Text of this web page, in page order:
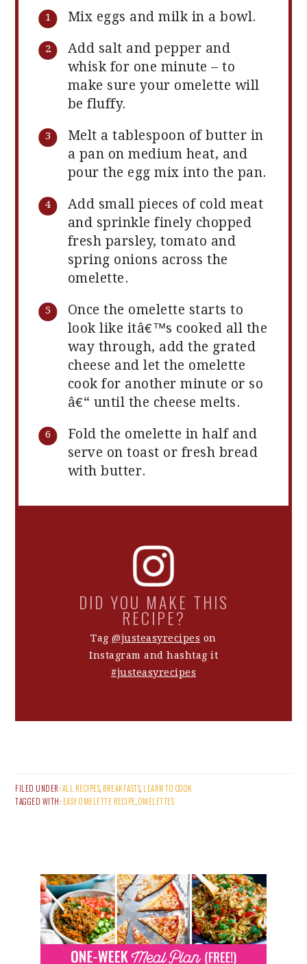
Mix eggs and milk in a bowl.
Add salt and pepper and
whisk for one minute – to
make sure your omelette will
be fluffy.
Melt a tablespoon of butter in
a pan on medium heat, and
pour the egg mix into the pan.
Add small pieces of cold meat
and sprinkle finely chopped
fresh parsley, tomato and
spring onions across the
omelette.
Once the omelette starts to
look like itâ€™s cooked all the
way through, add the grated
cheese and let the omelette
cook for another minute or so
â€“ until the cheese melts.
Fold the omelette in half and
serve on toast or fresh bread
with butter.
DID YOU MAKE THIS
RECIPE?
Tag@justeasyrecipes on
Instagram and hashtag it
#justeasyrecipes
FILED UNDER:ALL RECIPES, BREAKFASTS, LEARN TO COOK
TAGGED WITH: EASY OMELETTE RECIPE,OMELETTES